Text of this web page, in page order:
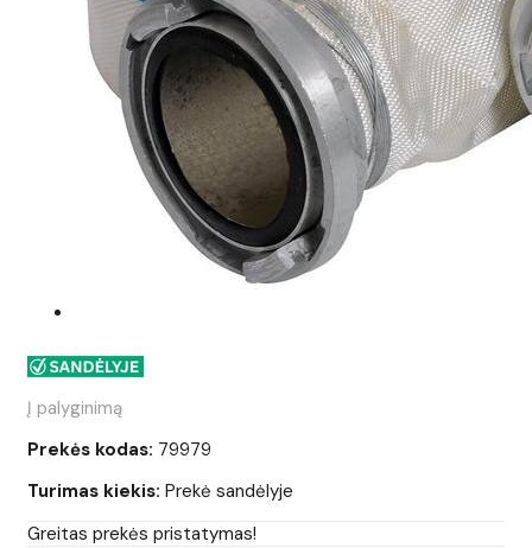
Į palyginimą
Prekės kodas: 79979
Turimas kiekis: Prekė sandėlyje
Greitas prekės pristatymas!